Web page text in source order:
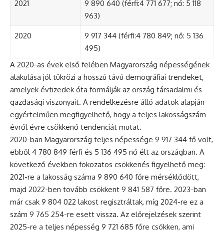
2021
9 890 640 (férfi:4 771 677; nő: 5 118
963)
2020
9 917 344 (férfi:4 780 849; nő: 5 136
495)
A 2020-as évek első felében Magyarország népességének
alakulása jól tükrözi a hosszú távú demográfiai trendeket,
amelyek évtizedek óta formálják az ország társadalmi és
gazdasági viszonyait. A rendelkezésre álló adatok alapján
egyértelműen megfigyelhető, hogy a teljes lakosságszám
évről évre csökkenő tendenciát mutat.
2020-ban Magyarország teljes népessége 9 917 344 fő volt,
ebből 4 780 849 férfi és 5 136 495 nő élt az országban. A
következő években fokozatos csökkenés figyelhető meg:
2021-re a lakosság száma 9 890 640 főre mérséklődött,
majd 2022-ben tovább csökkent 9 841 587 főre. 2023-ban
már csak 9 804 022 lakost regisztráltak, míg 2024-re ez a
szám 9 765 254-re esett vissza. Az előrejelzések szerint
2025-re a teljes népesség 9 721 685 főre csökken, ami